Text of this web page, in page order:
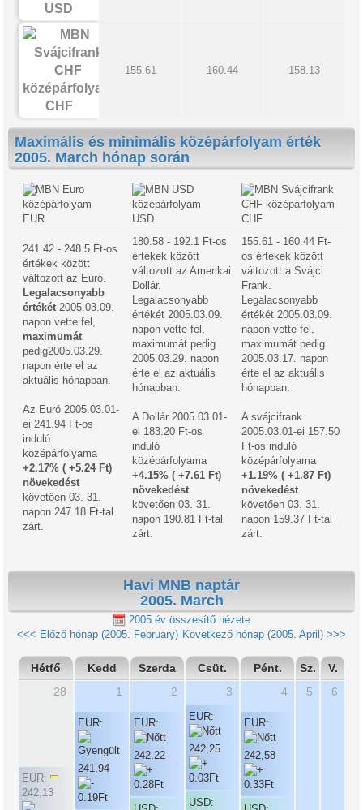
USD
CHF
155.61 160.44 158.13
Maximális és minimális középárfolyam érték
2005. March hónap során
EUR USD CHF
241.42 - 248.5 Ft-os
értékek között
változott az Euró.
Legalacsonyabb
értékét 2005.03.09.
napon vette fel,
maximumát
pedig2005.03.29.
napon érte el az
aktuális hónapban.
Az Euró 2005.03.01-
ei 241.94 Ft-os
induló
középárfolyama
+2.17% ( +5.24 Ft)
növekedést
követően 03. 31.
napon 247.18 Ft-tal
zárt.
180.58 - 192.1 Ft-os
értékek között
változott az Amerikai
Dollár.
Legalacsonyabb
értékét 2005.03.09.
napon vette fel,
maximumát pedig
2005.03.29. napon
érte el az aktuális
hónapban.
A Dollár 2005.03.01-
ei 183.20 Ft-os
induló
középárfolyama
+4.15% ( +7.61 Ft)
növekedést
követően 03. 31.
napon 190.81 Ft-tal
zárt.
155.61 - 160.44 Ft-
os értékek között
változott a Svájci
Frank.
Legalacsonyabb
értékét 2005.03.09.
napon vette fel,
maximumát pedig
2005.03.17. napon
érte el az aktuális
hónapban.
A svájcifrank
2005.03.01-ei 157.50
Ft-os induló
középárfolyama
+1.19% ( +1.87 Ft)
növekedést
követően 03. 31.
napon 159.37 Ft-tal
zárt.
Havi MNB naptár
2005. March
2005 év összesítő nézete
<<< Előző hónap (2005. February) Következő hónap (2005. April) >>>
Hétfő Kedd Szerda Csüt. Pént. Sz.
V.
28
EUR:
242,13
1
EUR:
241,94
2
EUR:
242,22
3
EUR:
242,25
USD:
4
EUR:
242,58
5 6